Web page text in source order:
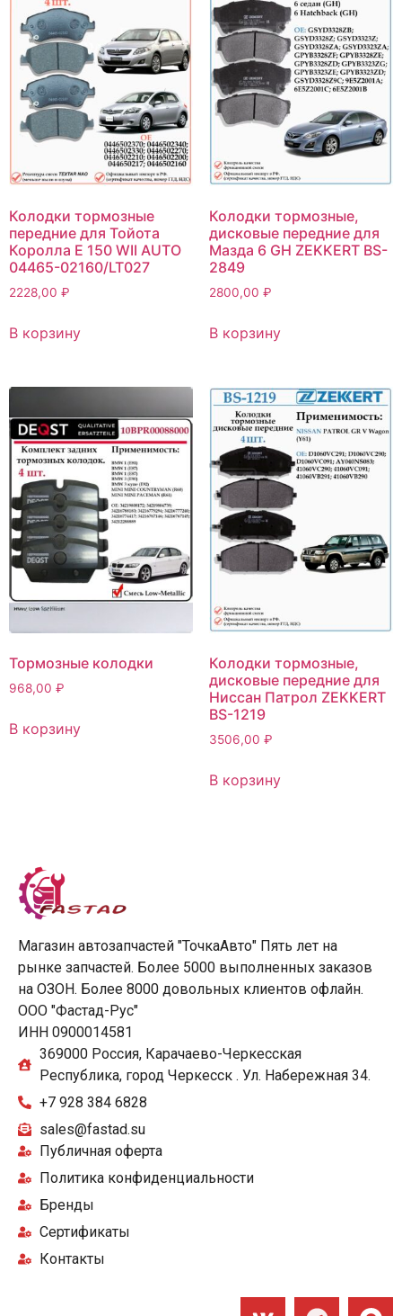
Колодки тормозные
передние для Тойота
Королла Е 150 WII AUTO
04465-02160/LT027
2228,00 ₽
В корзину
Колодки тормозные,
дисковые передние для
Мазда 6 GH ZEKKERT BS-
2849
2800,00 ₽
В корзину
Тормозные колодки
968,00 ₽
В корзину
Колодки тормозные,
дисковые передние для
Ниссан Патрол ZEKKERT
BS-1219
3506,00 ₽
В корзину
Магазин автозапчастей "ТочкаАвто" Пять лет на
рынке запчастей. Более 5000 выполненных заказов
на ОЗОН. Более 8000 довольных клиентов офлайн.
ООО "Фастад-Рус"
ИНН 0900014581
369000 Россия, Карачаево-Черкесская
Республика, город Черкесск . Ул. Набережная 34.
+7 928 384 6828
sales@fastad.su
Публичная оферта
Политика конфиденциальности
Бренды
Сертификаты
Контакты